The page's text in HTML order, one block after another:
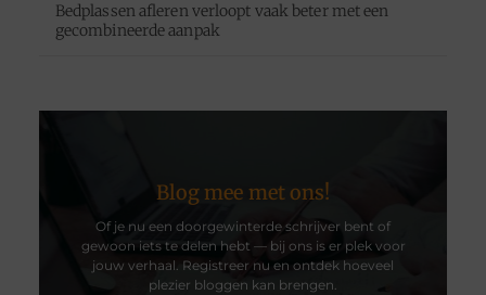
Bedplassen afleren verloopt vaak beter met een
gecombineerde aanpak
Blog mee met ons!
Of je nu een doorgewinterde schrijver bent of
gewoon iets te delen hebt — bij ons is er plek voor
jouw verhaal. Registreer nu en ontdek hoeveel
plezier bloggen kan brengen.